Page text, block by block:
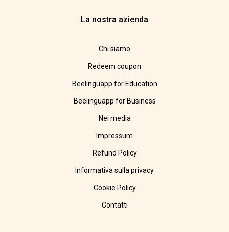
La nostra azienda
Chi siamo
Redeem coupon
Beelinguapp for Education
Beelinguapp for Business
Nei media
Impressum
Refund Policy
Informativa sulla privacy
Cookie Policy
Contatti